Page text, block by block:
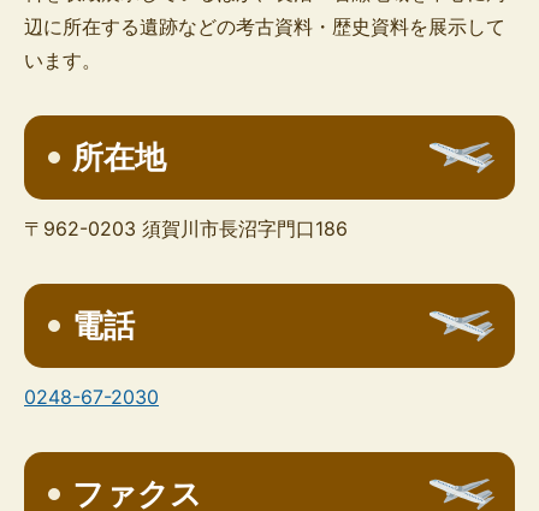
辺に所在する遺跡などの考古資料・歴史資料を展示して
います。
所在地
〒962-0203 須賀川市長沼字門口186
電話
0248-67-2030
ファクス